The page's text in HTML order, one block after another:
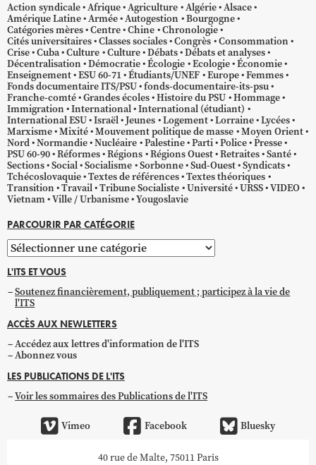
Action syndicale Afrique Agriculture Algérie Alsace
Amérique Latine Armée Autogestion
Bourgogne
Catégories mères Centre Chine Chronologie
Cités universitaires Classes sociales Congrès Consommation
Crise Cuba Culture Culture Débats Débats et analyses
Décentralisation Démocratie Écologie Ecologie Économie
Enseignement ESU 60-71 Étudiants/UNEF Europe Femmes
Fonds documentaire ITS/PSU fonds-documentaire-its-psu
Franche-comté Grandes écoles Histoire du PSU Hommage
Immigration International International (étudiant)
International ESU Israël Jeunes Logement Lorraine Lycées
Marxisme Mixité Mouvement politique de masse Moyen Orient
Nord Normandie Nucléaire Palestine Parti Police Presse
PSU 60-90 Réformes Régions Régions Ouest Retraites Santé
Sections Social Socialisme Sorbonne Sud-Ouest Syndicats
Tchécoslovaquie Textes de références Textes théoriques
Transition Travail Tribune Socialiste Université URSS VIDEO
Vietnam Ville / Urbanisme Yougoslavie
PARCOURIR PAR CATÉGORIE
Parcourir
par
catégorie
L'ITS ET VOUS
Soutenez financièrement, publiquement ; participez à la vie de
l'ITS
ACCÈS AUX NEWLETTERS
Accédez aux lettres d'information de l'ITS
Abonnez vous
LES PUBLICATIONS DE L'ITS
Voir les sommaires des Publications de l'ITS
Vimeo Facebook Bluesky
40 rue de Malte, 75011 Paris